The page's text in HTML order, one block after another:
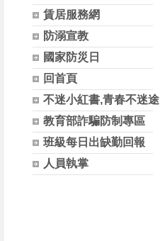
賃居服務網
防溺宣教
國家防災日
回首頁
不迷小紅書,青春不迷途
教育部詐騙防制專區
班級每日出缺勤回報
人員執掌